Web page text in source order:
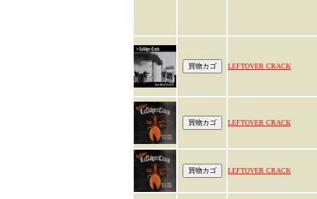
LEFTOVER CRACK
LEFTOVER CRACK
LEFTOVER CRACK